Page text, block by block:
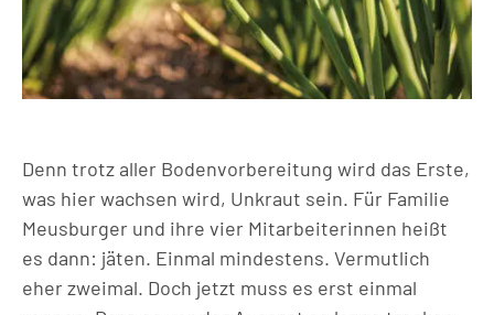
Denn trotz aller Bodenvorbereitung wird das Erste,
was hier wachsen wird, Unkraut sein. Für Familie
Meusburger und ihre vier Mitarbeiterinnen heißt
es dann: jäten. Einmal mindestens. Vermutlich
eher zweimal. Doch jetzt muss es erst einmal